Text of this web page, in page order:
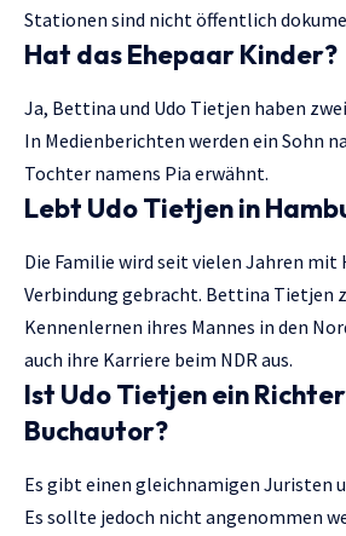
Stationen sind nicht öffentlich
Hat das Ehepaar Kinder?
Ja, Bettina und Udo Tietjen haben
In Medienberichten werden ein Sohn
Tochter namens Pia erwähnt.
Lebt Udo Tietjen in
Die Familie wird seit vielen Jahren mit
Verbindung gebracht. Bettina Tietjen
Kennenlernen ihres Mannes in den
auch ihre Karriere beim NDR aus.
Ist Udo Tietjen ein
Buchautor?
Es gibt einen gleichnamigen Juristen
Es sollte jedoch nicht angenommen